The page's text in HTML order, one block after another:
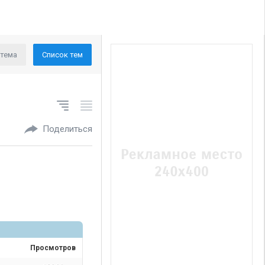
Список тем
Поделиться
Просмотров